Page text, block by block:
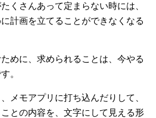
くさんあって定まらない時には、
計画を立てることができなくなる
めに、求められることは、今やる
。
メモアプリに打ち込んだりして、
との内容を、文字にして見える形